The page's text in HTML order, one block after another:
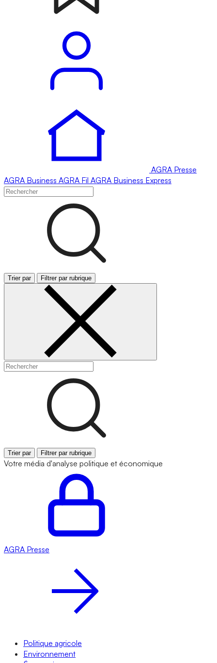
AGRA Presse
AGRA Business AGRA Fil AGRA Business Express
Trier par Filtrer par rubrique
Trier par Filtrer par rubrique
Votre média d'analyse politique et économique
AGRA Presse
Politique agricole
Environnement